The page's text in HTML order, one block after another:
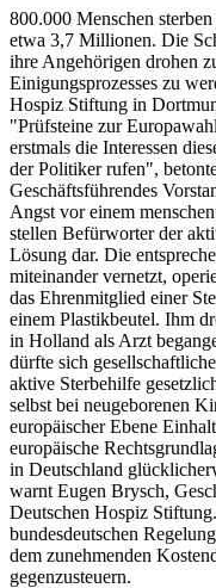
800.000 Menschen
etwa 3,7 Millionen. Die
ihre Angehörigen drohen
Einigungsprozesses zu
Hospiz Stiftung in
"Prüfsteine zur
erstmals die Interessen
der Politiker rufen",
Geschäftsführendes
Angst vor einem
stellen Befürworter der
Lösung dar. Die
miteinander vernetzt,
das Ehrenmitglied einer
einem Plastikbeutel. Ihm
in Holland als Arzt
dürfte sich
aktive Sterbehilfe
selbst bei neugeborenen
europäischer Ebene
europäische
in Deutschland
warnt Eugen Brysch,
Deutschen Hospiz
bundesdeutschen
dem zunehmenden
gegenzusteuern.